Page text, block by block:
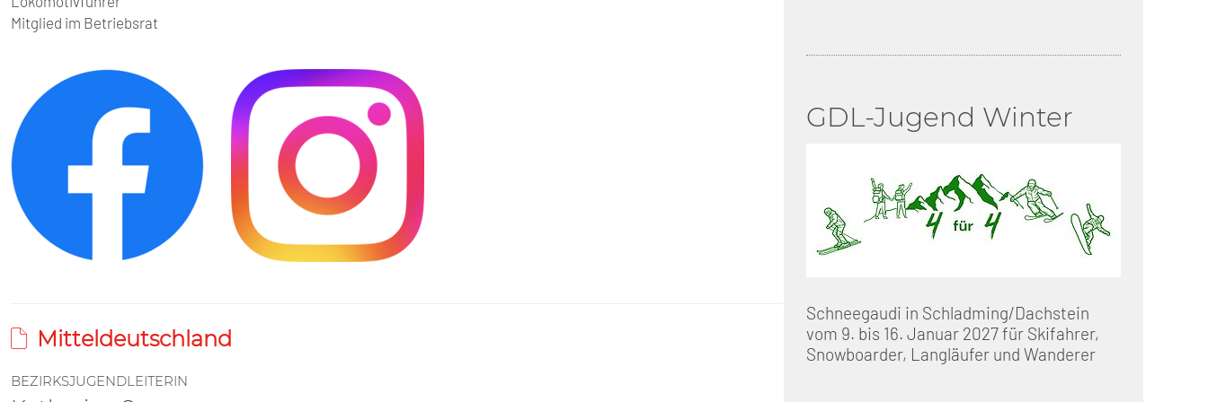
Mitglied im Betriebsrat
Mitteldeutschland
BEZIRKSJUGENDLEITERIN
GDL-Jugend Winter
Schneegaudi in Schladming/Dachstein
vom 9. bis 16. Januar 2027 für Skifahrer,
Snowboarder, Langläufer und Wanderer